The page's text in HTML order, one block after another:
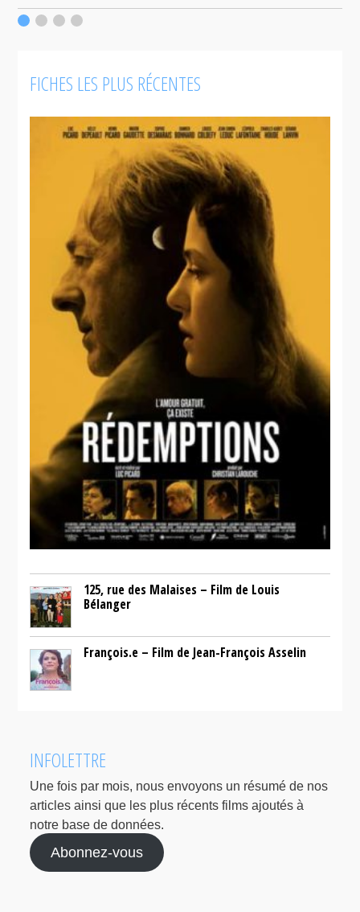
FICHES LES PLUS RÉCENTES
125, rue des Malaises – Film de Louis
Bélanger
François.e – Film de Jean-François Asselin
INFOLETTRE
Une fois par mois, nous envoyons un résumé de nos
articles ainsi que les plus récents films ajoutés à
notre base de données.
Abonnez-vous